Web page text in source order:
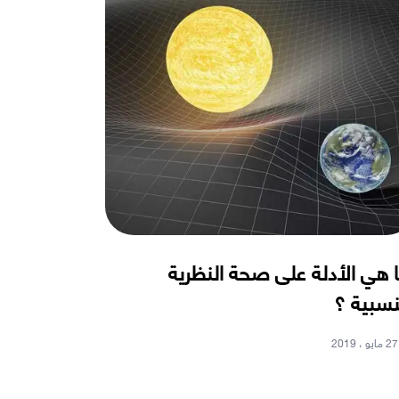
هي الأدلة على صحة النظرية
؟
27 مايو ، 2019